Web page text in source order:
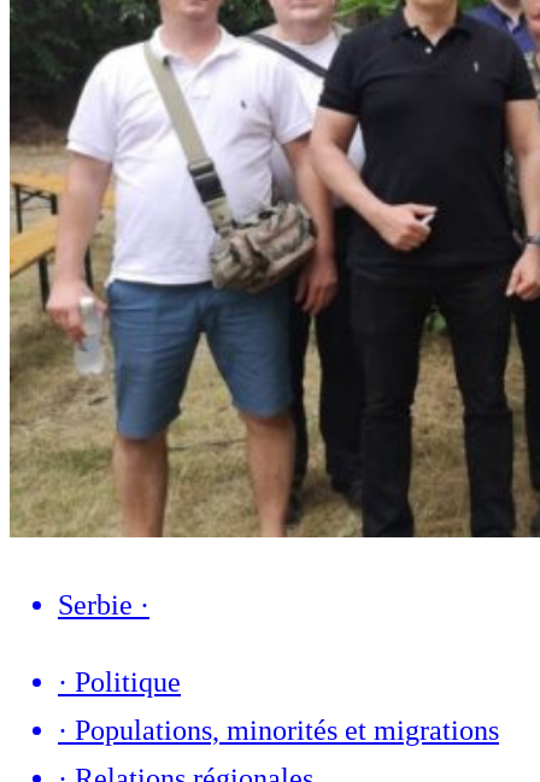
Serbie ·
· Politique
· Populations, minorités et migrations